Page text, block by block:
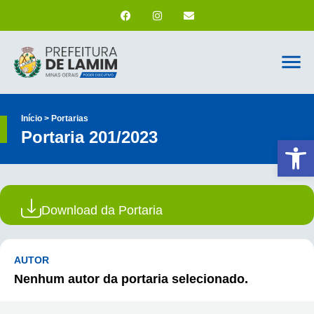
Início > Portarias
Portaria 201/2023
Download da Portaria
AUTOR
Nenhum autor da portaria selecionado.